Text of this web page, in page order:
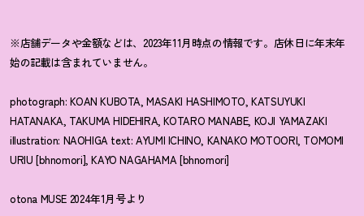
※店舗データや金額などは、2023年11月時点の情報です。店休日に年末年
始の記載は含まれていません。
photograph: KOAN KUBOTA, MASAKI HASHIMOTO, KATSUYUKI
HATANAKA, TAKUMA HIDEHIRA, KOTARO MANABE, KOJI YAMAZAKI
illustration: NAOHIGA text: AYUMI ICHINO, KANAKO MOTOORI, TOMOMI
URIU [bhnomori], KAYO NAGAHAMA [bhnomori]
otona MUSE 2024年1月号より